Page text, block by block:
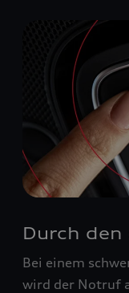
Durch den
Bei einem
wird der Notruf